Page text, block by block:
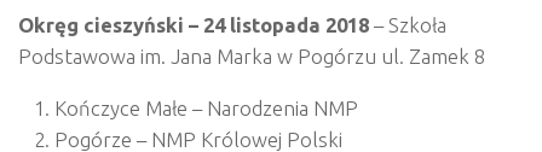
Okręg cieszyński – 24 listopada 2018 – Szkoła
Podstawowa im. Jana Marka w Pogórzu ul. Zamek 8
Kończyce Małe – Narodzenia NMP
Pogórze – NMP Królowej Polski